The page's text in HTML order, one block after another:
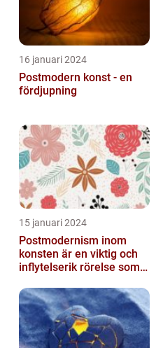
16 januari 2024
Postmodern konst - en
fördjupning
15 januari 2024
Postmodernism inom
konsten är en viktig och
inflytelserik rörelse som
normer o...